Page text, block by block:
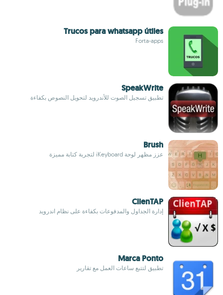
Trucos para whatsapp útiles
Forta-apps
SpeakWrite
تطبيق تسجيل الصوت للأندرويد لتحويل النصوص بكفاءة
Brush
عزز مظهر لوحة iKeyboard لتجربة كتابة مميزة
ClienTAP
إدارة الجداول والمدفوعات بكفاءة على نظام اندرويد
Marca Ponto
تطبيق لتتبع ساعات العمل مع تقارير